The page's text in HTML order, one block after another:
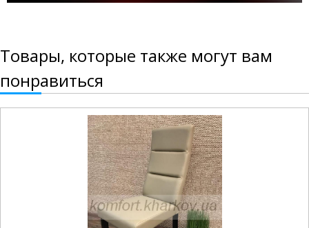
Товары, которые также могут вам
понравиться